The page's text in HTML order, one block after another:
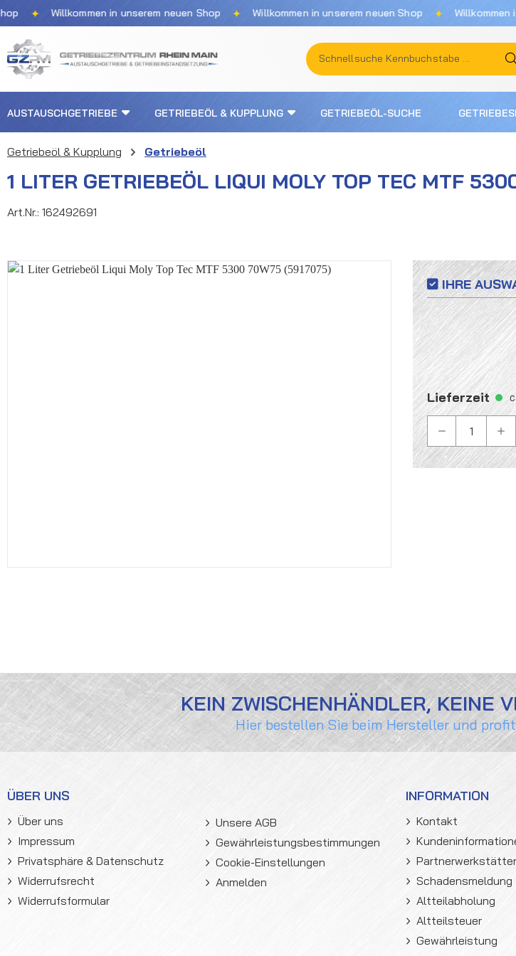
Hauptinhalt springen
Zur Suche springen
Zur Hauptnavigation springen
✦ Willkommen in unserem neuen Shop ✦ Willkommen in unserem neuen Shop ✦ Willkommen in
AUSTAUSCHGETRIEBE GETRIEBEÖL & KUPPLUNG GETRIEBEÖL-SUCHE
Getriebeöl & Kupplung Getriebeöl
1 LITER GETRIEBEÖL LIQUI MOLY TOP TEC MTF
Art.Nr.: 162492691
Bildergalerie überspringen
IHRE
Lieferzeit
PRODUKT
KEIN ZWISCHENHÄNDLER, KEINE
Hier bestellen Sie beim Hersteller und
ÜBER UNS
Über uns
Impressum
Privatsphäre & Datenschutz
Widerrufsrecht
Widerrufsformular
Unsere AGB
Gewährleistungsbestimmungen
Cookie-Einstellungen
Anmelden
INFORMATION
Kontakt
Schadensmeldung
Altteilabholung
Altteilsteuer
Gewährleistung